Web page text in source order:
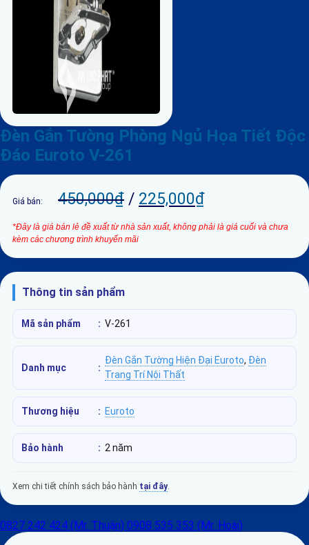
Đèn Gắn Tường Phòng Ngủ Họa Tiết Độc
Đáo Euroto V-261
Giá bán: 450,000₫ / 225,000₫
*Đây là giá bán lẻ đề xuất từ nhà sản xuất, không phải là giá cuối và chưa
kèm các chương trình khuyến mãi
Thông tin sản phẩm
Mã sản phẩm : V-261
Danh mục :
Đèn Gắn Tường Hiện Đại Euroto, Đèn
Trang Trí Nội Thất
Thương hiệu : Euroto
Bảo hành : 2 năm
Xem chi tiết chính sách bảo hành tại đây.
0827 242 424 (Mr. Thuận) 0908 535 353 (Mr. Hoài)